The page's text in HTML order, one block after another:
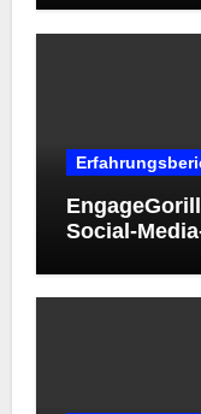
Social-